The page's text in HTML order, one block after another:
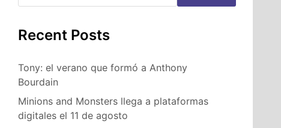
Recent Posts
Tony: el verano que formó a Anthony
Bourdain
Minions and Monsters llega a plataformas
digitales el 11 de agosto